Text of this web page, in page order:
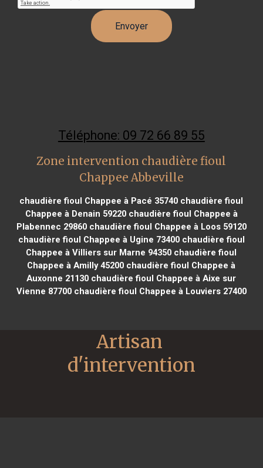
Téléphone: 09 72 66 89 55
Zone intervention chaudière fioul
Chappee Abbeville
chaudière fioul Chappee à Pacé 35740 chaudière fioul
Chappee à Denain 59220chaudière fioul Chappee à
Plabennec 29860chaudière fioul Chappee à Loos 59120
chaudière fioul Chappee à Ugine 73400chaudière fioul
Chappee à Villiers sur Marne 94350 chaudière fioul
Chappee à Amilly 45200 chaudière fioul Chappee à
Auxonne 21130 chaudière fioul Chappee à Aixe sur
Vienne 87700chaudière fioul Chappee à Louviers 27400
Artisan
d'intervention